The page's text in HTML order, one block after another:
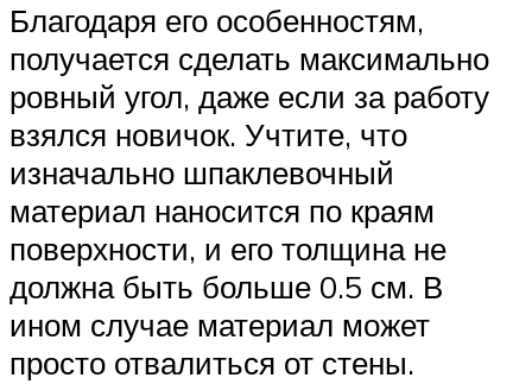
Благодаря его особенностям,
получается сделать максимально
ровный угол, даже если за работу
взялся новичок. Учтите, что
изначально шпаклевочный
материал наносится по краям
поверхности, и его толщина не
должна быть больше 0.5 см. В
ином случае материал может
просто отвалиться от стены.